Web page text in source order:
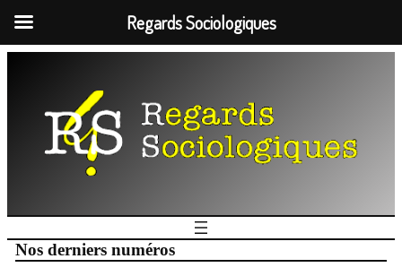
Nos derniers numéros
Regards Sociologiques